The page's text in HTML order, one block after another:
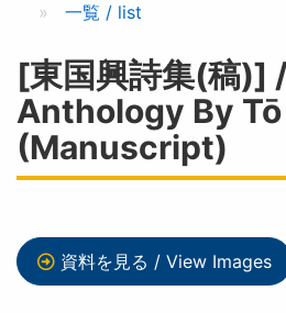
一覧 / list
[東国興詩集(稿)]
Anthology By
(Manuscript)
資料を見る / View Images